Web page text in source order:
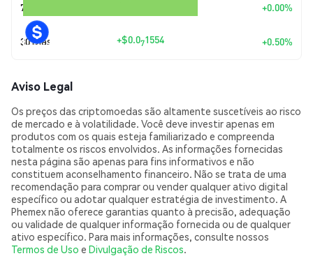
7 Dias +0.00%
30 Dias +$0.071554 +0.50%
Aviso Legal
Os preços das criptomoedas são altamente suscetíveis ao risco
de mercado e à volatilidade. Você deve investir apenas em
produtos com os quais esteja familiarizado e compreenda
totalmente os riscos envolvidos. As informações fornecidas
nesta página são apenas para fins informativos e não
constituem aconselhamento financeiro. Não se trata de uma
recomendação para comprar ou vender qualquer ativo digital
específico ou adotar qualquer estratégia de investimento. A
Phemex não oferece garantias quanto à precisão, adequação
ou validade de qualquer informação fornecida ou de qualquer
ativo específico. Para mais informações, consulte nossos
Termos de Uso e Divulgação de Riscos.